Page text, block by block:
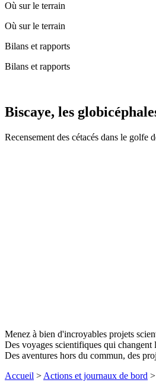
Où sur le terrain
Où sur le terrain
Bilans et rapports
Bilans et rapports
Biscaye, les
Recensement des cétacés dans le golfe
Menez à bien d'incroyables projets
Des voyages scientifiques qui changent
Des aventures hors du commun, des
Accueil > Actions et journaux de bord >